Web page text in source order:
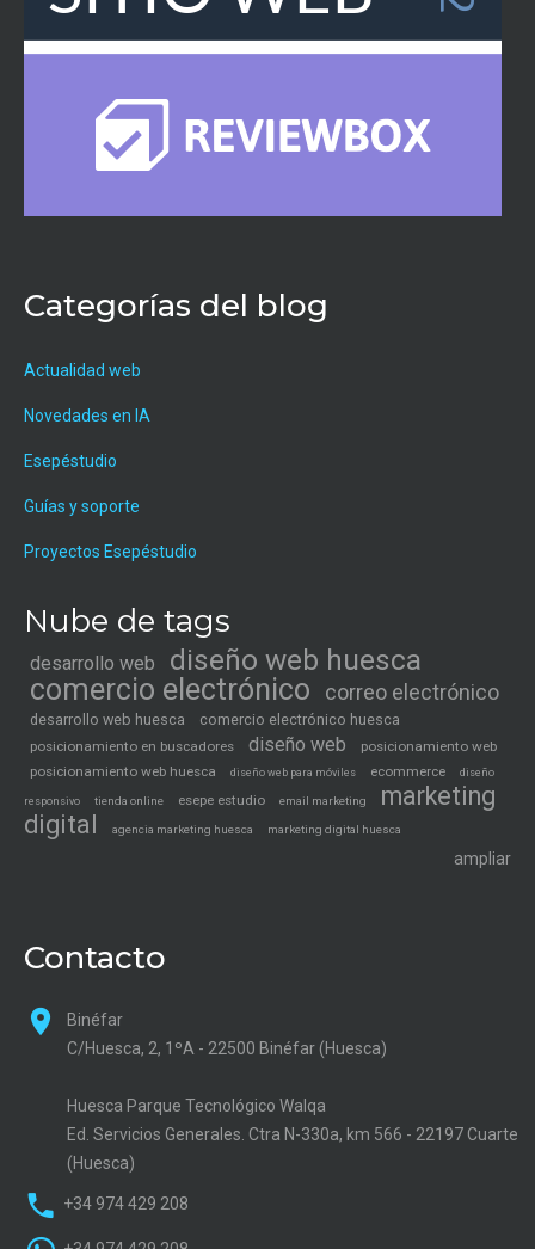
Categorías del blog
Actualidad web
Novedades en IA
Esepéstudio
Guías y soporte
Proyectos Esepéstudio
Nube de tags
desarrollo web
diseño web huesca
comercio electrónico
correo electrónico
desarrollo web huesca comercio electrónico huesca
posicionamiento en buscadores diseño web
posicionamiento web
posicionamiento web huesca
diseño web para móviles ecommerce diseño
responsivo tienda online esepe estudio email marketing
marketing
digital
agencia marketing huesca marketing digital huesca
ampliar
Contacto
Binéfar
C/Huesca, 2, 1ºA - 22500 Binéfar (Huesca)
Huesca Parque Tecnológico Walqa
Ed. Servicios Generales. Ctra N-330a, km 566 - 22197 Cuarte
(Huesca)
+34 974 429 208